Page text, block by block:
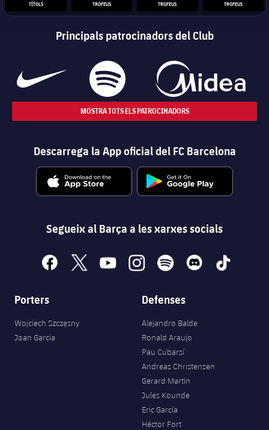
TÍTOLS TROFEUS TROFEUS TROFEUS
Principals patrocinadors del Club
MOSTRA TOTS ELS PATROCINADORS
Descarrega la App oficial del FC Barcelona
Segueix al Barça a les xarxes socials
facebook
x youtubeinstagramspotify discord tiktok
Porters
Wojciech Szczęsny
Joan Garcia
Defenses
Alejandro Balde
Ronald Araujo
Pau Cubarsí
Andreas Christensen
Gerard Martín
Jules Kounde
Eric García
Héctor Fort